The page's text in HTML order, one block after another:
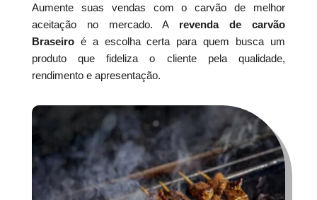
Aumente suas vendas com o carvão de melhor
aceitação no mercado. A revenda de carvão
Braseiroé a escolha certa para quem busca um
produto que fideliza o cliente pela qualidade,
rendimento e apresentação.